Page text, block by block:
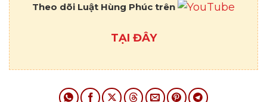
Theo dõi Luật Hùng Phúc trên
TẠI ĐÂY